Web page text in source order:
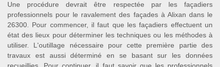
Une procédure devrait être respectée par les façadiers
professionnels pour le ravalement des façades à Alixan dans le
26300. Pour commencer, il faut que les façadiers effectuent un
état des lieux pour déterminer les techniques ou les méthodes à
utiliser. L'outillage nécessaire pour cette première partie des
travaux est aussi déterminé en se basant sur les données